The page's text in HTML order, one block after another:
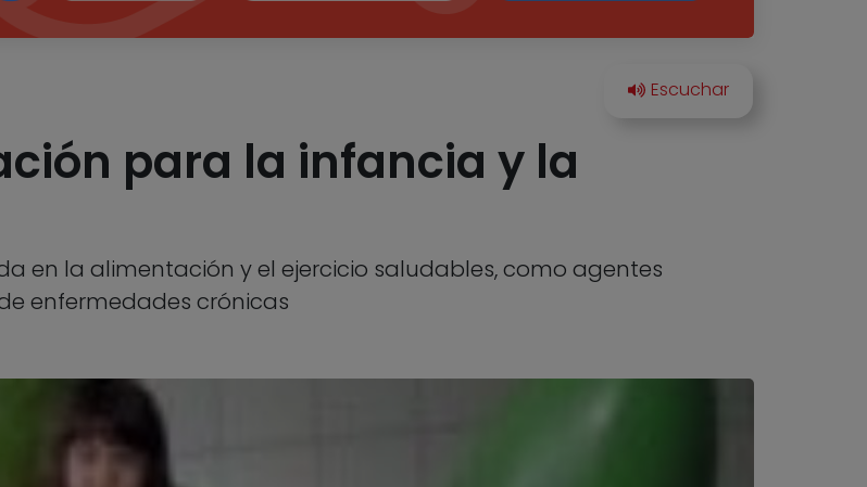
para la infancia y la
en la alimentación y el ejercicio saludables, como agentes
enfermedades crónicas